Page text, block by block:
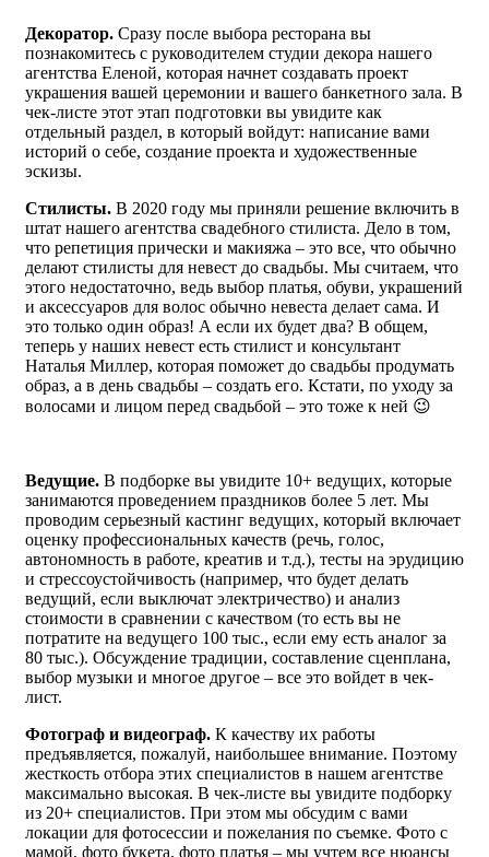
Декоратор. Сразу после выбора ресторана вы
познакомитесь с руководителем студии декора нашего
агентства Еленой, которая начнет создавать проект
украшения вашей церемонии и вашего банкетного зала. В
чек-листе этот этап подготовки вы увидите как
отдельный раздел, в который войдут: написание вами
историй о себе, создание проекта и художественные
эскизы.
Стилисты. В 2020 году мы приняли решение включить в
штат нашего агентства свадебного стилиста. Дело в том,
что репетиция прически и макияжа – это все, что обычно
делают стилисты для невест до свадьбы. Мы считаем, что
этого недостаточно, ведь выбор платья, обуви, украшений
и аксессуаров для волос обычно невеста делает сама. И
это только один образ! А если их будет два? В общем,
теперь у наших невест есть стилист и конcультант
Наталья Миллер, которая поможет до свадьбы продумать
образ, а в день свадьбы – создать его. Кстати, по уходу за
волосами и лицом перед свадьбой – это тоже к ней 😉
Ведущие. В подборке вы увидите 10+ ведущих, которые
занимаются проведением праздников более 5 лет. Мы
проводим серьезный кастинг ведущих, который включает
оценку профессиональных качеств (речь, голос,
автономность в работе, креатив и т.д.), тесты на эрудицию
и стрессоустойчивость (например, что будет делать
ведущий, если выключат электричество) и анализ
стоимости в сравнении с качеством (то есть вы не
потратите на ведущего 100 тыс., если ему есть аналог за
80 тыс.). Обсуждение традиции, составление сценплана,
выбор музыки и многое другое – все это войдет в чек-
лист.
Фотограф и видеограф. К качеству их работы
предъявляется, пожалуй, наибольшее внимание. Поэтому
жесткость отбора этих специалистов в нашем агентстве
максимально высокая. В чек-листе вы увидите подборку
из 20+ специалистов. При этом мы обсудим с вами
локации для фотосессии и пожелания по съемке. Фото с
мамой, фото букета, фото платья – мы учтем все нюансы